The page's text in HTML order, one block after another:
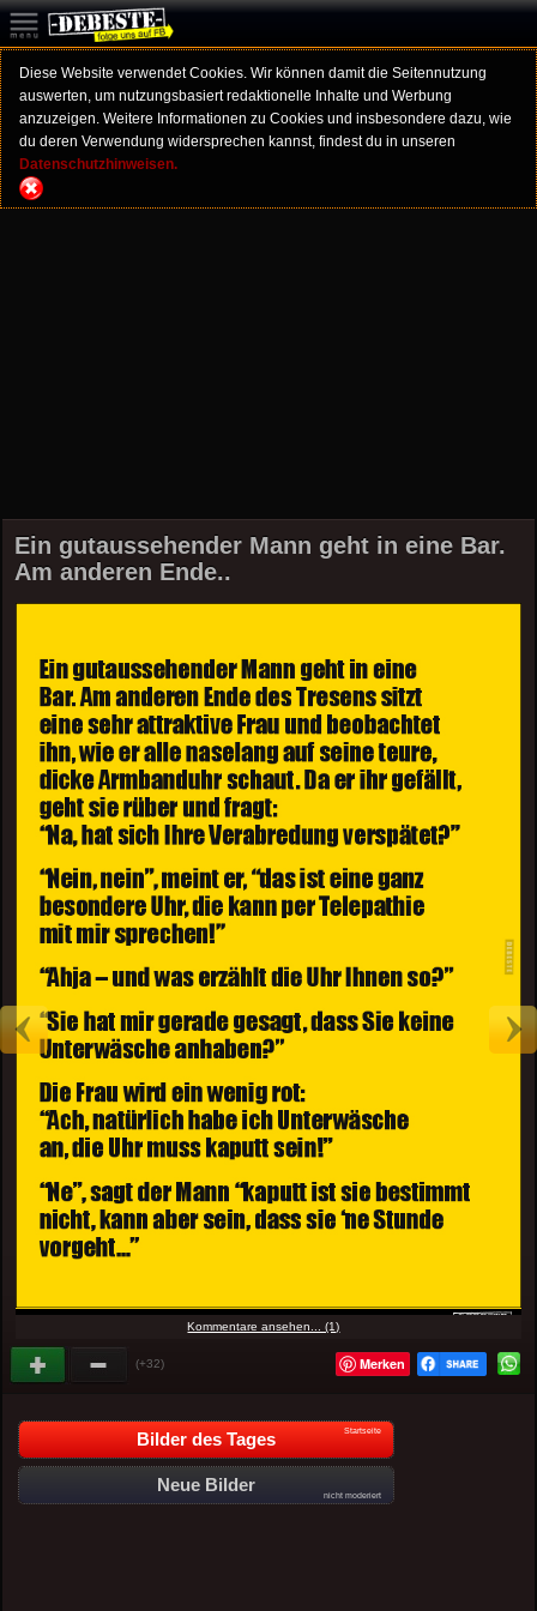
Diese Website verwendet Cookies. Wir können damit die Seitennutzung
auswerten, um nutzungsbasiert redaktionelle Inhalte und Werbung
anzuzeigen. Weitere Informationen zu Cookies und insbesondere dazu, wie
du deren Verwendung widersprechen kannst, findest du in unseren
Datenschutzhinweisen.
Ein gutaussehender Mann geht in eine Bar.
Am anderen Ende..
Kommentare ansehen... (1)
(+32) Merken
Bilder des Tages Startseite
Neue Bilder
nicht moderiert